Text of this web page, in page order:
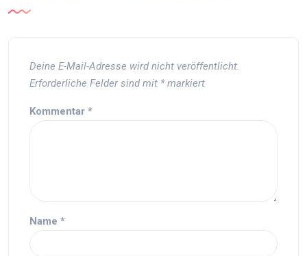
Deine E-Mail-Adresse wird nicht veröffentlicht.
Erforderliche Felder sind mit *markiert
Kommentar *
Name *